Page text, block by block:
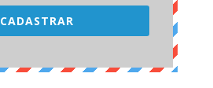
CADASTRAR